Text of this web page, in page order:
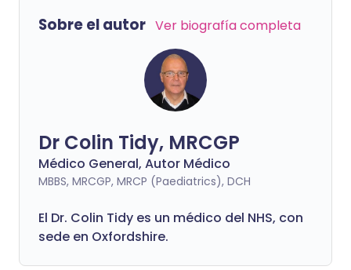
Sobre el autor Ver biografía completa
Dr Colin Tidy, MRCGP
Médico General, Autor Médico
MBBS, MRCGP, MRCP (Paediatrics), DCH
El Dr. Colin Tidy es un médico del NHS, con
sede en Oxfordshire.